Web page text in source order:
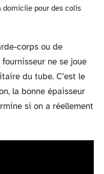
domicile pour des colis
corps ou de
ne se joue
du tube. C’est le
la bonne épaisseur
si on a réellement